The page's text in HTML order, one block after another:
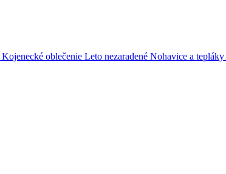
Kojenecké oblečenie Leto nezaradené Nohavice a tepláky